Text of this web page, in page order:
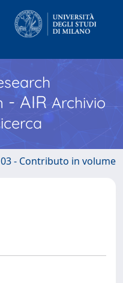
- AIR Archivio
03 - Contributo in volume